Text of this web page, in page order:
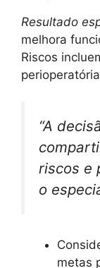
Resultado
melhora
Riscos
“A
riscos e
o
metas